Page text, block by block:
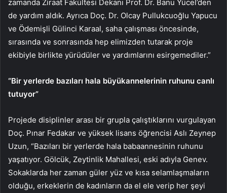
zamanda Ziraat Fakültesi Dekanı Prof. Dr. Banu Yücel’den
de yardım aldık. Ayrıca Doç. Dr. Olcay Pullukcuoğlu Yapucu
ve Ödemişli Gülinci Karaal, saha çalışması öncesinde,
sırasında ve sonrasında hep elimizden tutarak proje
ekibiyle birlikte yürüdüler ve yardımlarını esirgemediler.”
“Bir yerlerde bazıları hala büyükannelerinin ruhunu canlı
tutuyor”
Projede disiplinler arası bir grupla çalıştıklarını vurgulayan
Doç. Pınar Fedakar ve yüksek lisans öğrencisi Aslı Zeynep
Uzun, “Bazıları bir yerlerde hala babaannesinin ruhunu
yaşatıyor. Gölcük, Zeytinlik Mahallesi, eski adıyla Genev.
Sokaklarda her zaman güler yüz ve kısa selamlaşmaların
olduğu, erkeklerin de kadınların da el ele verip her şeyi